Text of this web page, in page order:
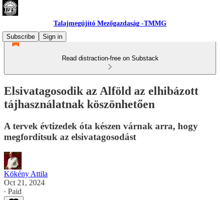
Talajmegújító Mezőgazdaság -TMMG
Subscribe
Sign in
Read distraction-free on Substack
Elsivatagosodik az Alföld az elhibázott
tájhasználatnak köszönhetően
A tervek évtizedek óta készen várnak arra, hogy
megfordítsuk az elsivatagosodást
Kökény Attila
Oct 21, 2024
∙ Paid